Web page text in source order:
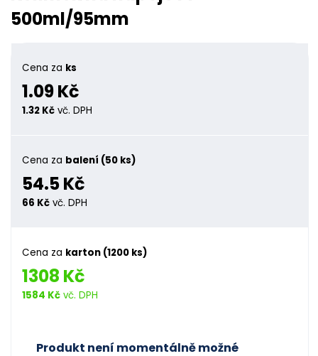
500ml/95mm
Cena za ks
1.09 Kč
1.32 Kč vč. DPH
Cena za balení (50 ks)
54.5 Kč
66 Kč vč. DPH
Cena za karton (1200 ks)
1308 Kč
1584 Kč vč. DPH
Produkt není momentálně možné